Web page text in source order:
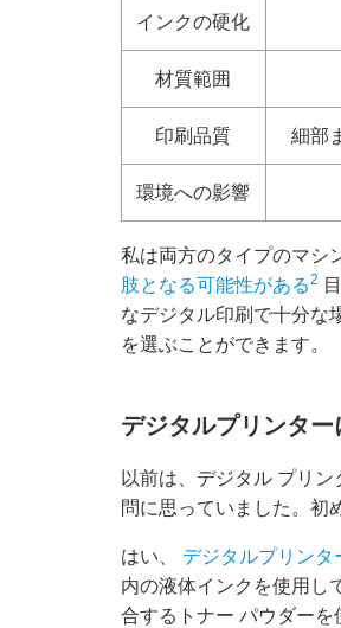
インクの硬化
材質範囲
印刷品質 細部
環境への影響
私は両方のタイプのマシ
肢となる可能性がある2
なデジタル印刷で十分な
を選ぶことができます。
デジタルプリンタ
以前は、デジタル プリ
問に思っていました。初
はい、 デジタルプリンタ
内の液体インクを使用し
合するトナー パウダー